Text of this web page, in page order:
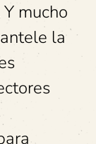
mucho
la